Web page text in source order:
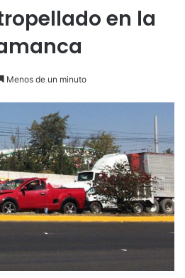
en la
Menos de un minuto